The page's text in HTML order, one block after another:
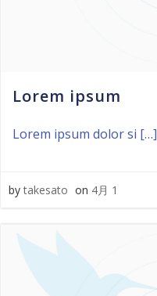
Lorem ipsum
Lorem ipsum dolor si […]
by takesato on 4月 1